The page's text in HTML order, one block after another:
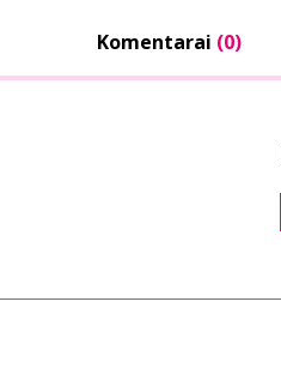
Komentarai (0)